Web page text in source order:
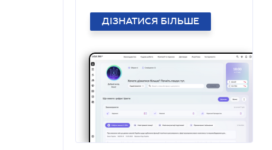
ДІЗНАТИСЯ БІЛЬШЕ